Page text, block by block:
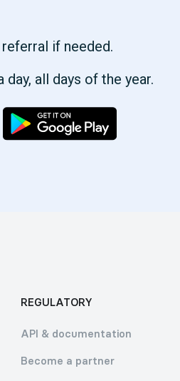
if needed.
day, all days of the year.
REGULATORY
API & documentation
Become a partner